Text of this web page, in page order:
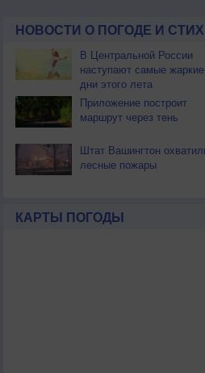
НОВОСТИ О ПОГОДЕ И
В Центральной России
наступают самые жаркие
дни этого лета
Приложение построит
маршрут через тень
Штат Вашингтон
лесные пожары
КАРТЫ ПОГОДЫ